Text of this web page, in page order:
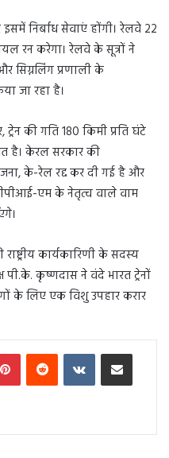
निर्बाध सेवाएं होंगी। रेलवे 22
रन करेगा। रेलवे के सूत्रों ने
सिग्नलिंग प्रणाली के
जा रहा है।
की गति 180 किमी प्रति घंटे
है। केरल सरकार की
के-रेल रद्द कर दी गई है और
एम के नेतृत्व वाले वाम
कार्यकारिणी के सदस्य
कृष्णदास ने वंदे भारत ट्रेनों
के लिए एक विशु उपहार करार
PinterestReddit VKontakteShare via Email